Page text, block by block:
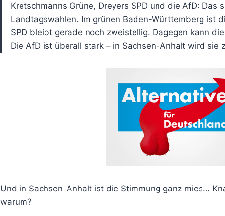
Kretschmanns Grüne, Dreyers SPD und die AfD: Das
Landtagswahlen. Im grünen Baden-Württemberg ist
SPD bleibt gerade noch zweistellig. Dagegen kann
Die AfD ist überall stark – in Sachsen-Anhalt wird sie
Und in Sachsen-Anhalt ist die Stimmung ganz mies…
warum?